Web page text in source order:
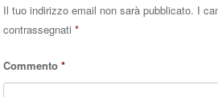
Il tuo indirizzo email non sarà pubblicato. I
contrassegnati*
Commento*